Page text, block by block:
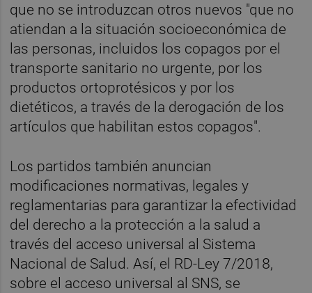
que no se introduzcan otros nuevos "que no
atiendan a la situación socioeconómica de
las personas, incluidos los copagos por el
transporte sanitario no urgente, por los
productos ortoprotésicos y por los
dietéticos, a través de la derogación de los
artículos que habilitan estos copagos".
Los partidos también anuncian
modificaciones normativas, legales y
reglamentarias para garantizar la efectividad
del derecho a la protección a la salud a
través del acceso universal al Sistema
Nacional de Salud. Así, el RD-Ley 7/2018,
sobre el acceso universal al SNS, se